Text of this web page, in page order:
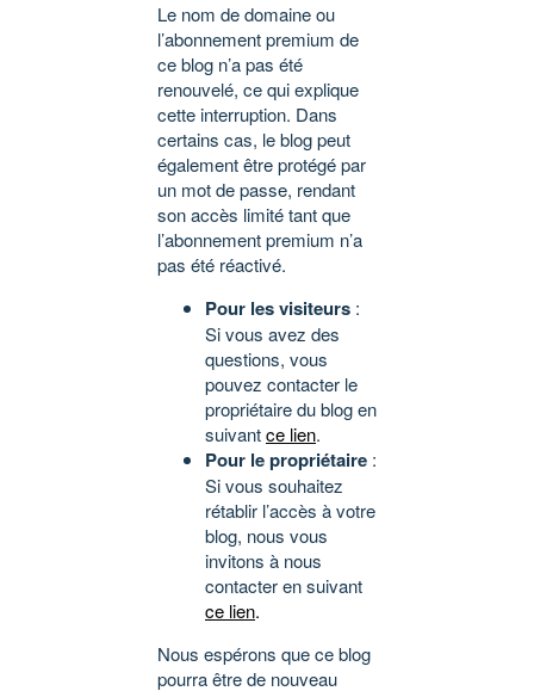
Le nom de domaine ou
l’abonnement premium de
ce blog n’a pas été
renouvelé, ce qui explique
cette interruption. Dans
certains cas, le blog peut
également être protégé par
un mot de passe, rendant
son accès limité tant que
l’abonnement premium n’a
pas été réactivé.
Pour les visiteurs :
Si vous avez des
questions, vous
pouvez contacter le
propriétaire du blog en
suivantce lien.
Pour le propriétaire :
Si vous souhaitez
rétablir l’accès à votre
blog, nous vous
invitons à nous
contacter en suivant
ce lien.
Nous espérons que ce blog
pourra être de nouveau